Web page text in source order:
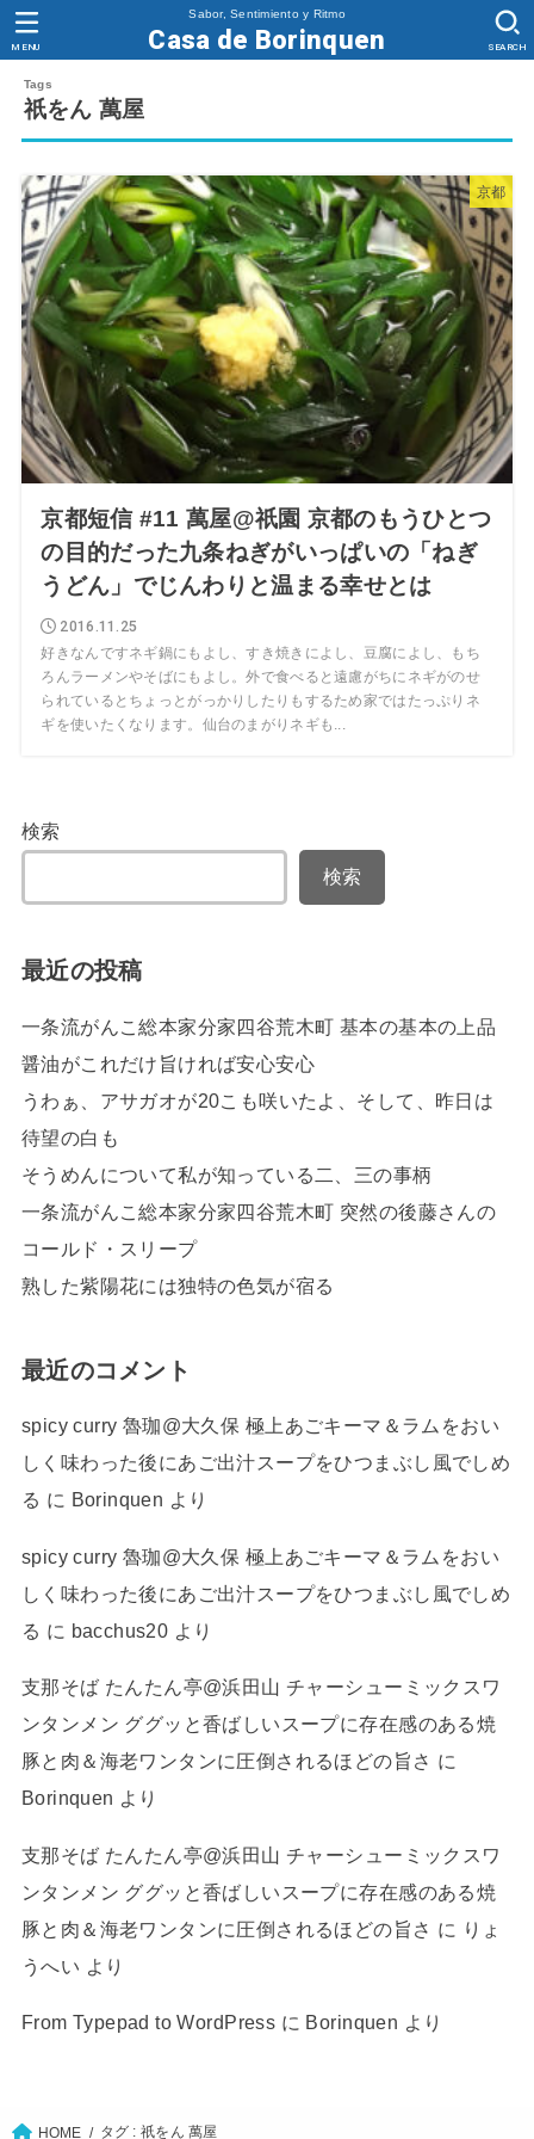
Sabor, Sentimiento y Ritmo
Casa de Borinquen SEARCH
MENU
祇をん 萬屋
京都
京都短信 #11 萬屋@祇園 京都のもうひとつ
の目的だった九条ねぎがいっぱいの「ねぎ
うどん」でじんわりと温まる幸せとは
2016.11.25
好きなんですネギ鍋にもよし、すき焼きによし、豆腐によし、もち
ろんラーメンやそばにもよし。外で食べると遠慮がちにネギがのせ
られているとちょっとがっかりしたりもするため家ではたっぷりネ
ギを使いたくなります。仙台のまがりネギも...
検索
検索
最近の投稿
一条流がんこ総本家分家四谷荒木町 基本の基本の上品
醤油がこれだけ旨ければ安心安心
うわぁ、アサガオが20こも咲いたよ、そして、昨日は
待望の白も
そうめんについて私が知っている二、三の事柄
一条流がんこ総本家分家四谷荒木町 突然の後藤さんの
コールド・スリープ
熟した紫陽花には独特の色気が宿る
最近のコメント
spicy curry 魯珈@大久保 極上あごキーマ＆ラムをおい
しく味わった後にあご出汁スープをひつまぶし風でしめ
る に Borinquen より
spicy curry 魯珈@大久保 極上あごキーマ＆ラムをおい
しく味わった後にあご出汁スープをひつまぶし風でしめ
る に bacchus20 より
支那そば たんたん亭@浜田山 チャーシューミックスワ
ンタンメン ググッと香ばしいスープに存在感のある焼
豚と肉＆海老ワンタンに圧倒されるほどの旨さ に
Borinquen より
支那そば たんたん亭@浜田山 チャーシューミックスワ
ンタンメン ググッと香ばしいスープに存在感のある焼
豚と肉＆海老ワンタンに圧倒されるほどの旨さ に りょ
うへい より
From Typepad to WordPress に Borinquen より
HOME タグ : 祇をん 萬屋